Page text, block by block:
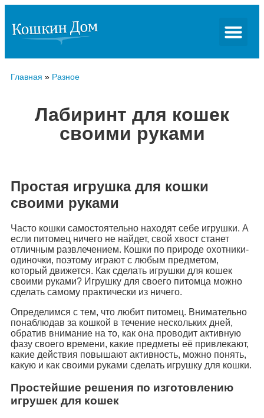
Главная » Разное
Лабиринт для кошек
своими руками
Простая игрушка для кошки
своими руками
Часто кошки самостоятельно находят себе игрушки. А
если питомец ничего не найдет, свой хвост станет
отличным развлечением. Кошки по природе охотники-
одиночки, поэтому играют с любым предметом,
который движется. Как сделать игрушки для кошек
своими руками? Игрушку для своего питомца можно
сделать самому практически из ничего.
Определимся с тем, что любит питомец. Внимательно
понаблюдав за кошкой в течение нескольких дней,
обратив внимание на то, как она проводит активную
фазу своего времени, какие предметы её привлекают,
какие действия повышают активность, можно понять,
какую и как своими руками сделать игрушку для кошки.
Простейшие решения по изготовлению
игрушек для кошек